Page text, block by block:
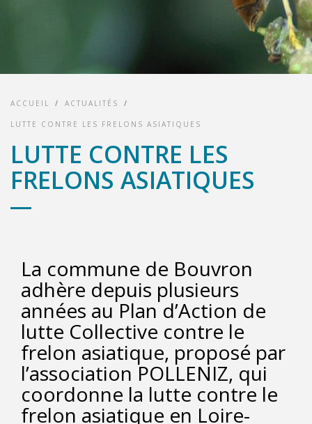
ACCUEIL / ACTUALITÉS /
LUTTE CONTRE LES FRELONS ASIATIQUES
LUTTE CONTRE LES
FRELONS ASIATIQUES
La commune de Bouvron
adhère depuis plusieurs
années au Plan d’Action de
lutte Collective contre le
frelon asiatique, proposé par
l’association POLLENIZ, qui
coordonne la lutte contre le
frelon asiatique en Loire-